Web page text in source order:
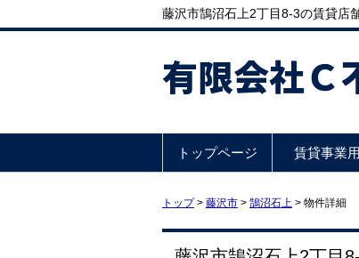
藤沢市鵠沼石上2丁目8-3の賃貸店
有限会社Ｃ
トップページ 賃貸事業用
トップ> 藤沢市 > 鵠沼石上 > 物件詳細